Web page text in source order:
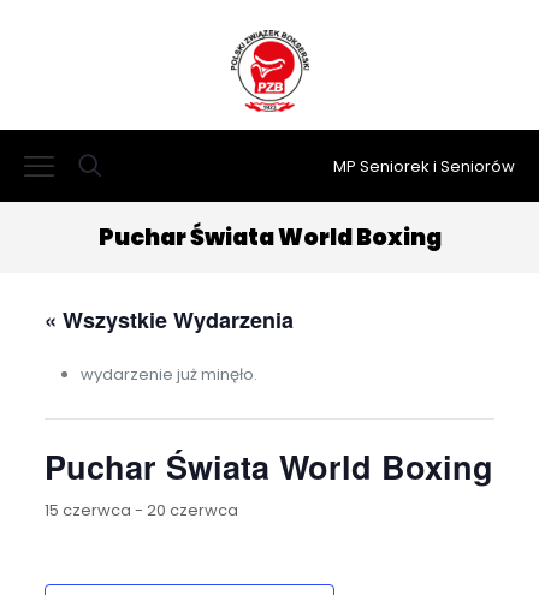
MP Seniorek i Seniorów
Puchar Świata World Boxing
« Wszystkie Wydarzenia
wydarzenie już minęło.
Puchar Świata World Boxing
15 czerwca - 20 czerwca